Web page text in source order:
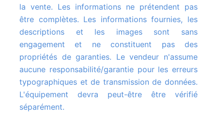
la vente. Les informations ne prétendent pas
être complètes. Les informations fournies, les
descriptions et les images sont sans
engagement et ne constituent pas des
propriétés de garanties. Le vendeur n'assume
aucune responsabilité/garantie pour les erreurs
typographiques et de transmission de données.
L'équipement devra peut-être être vérifié
séparément.